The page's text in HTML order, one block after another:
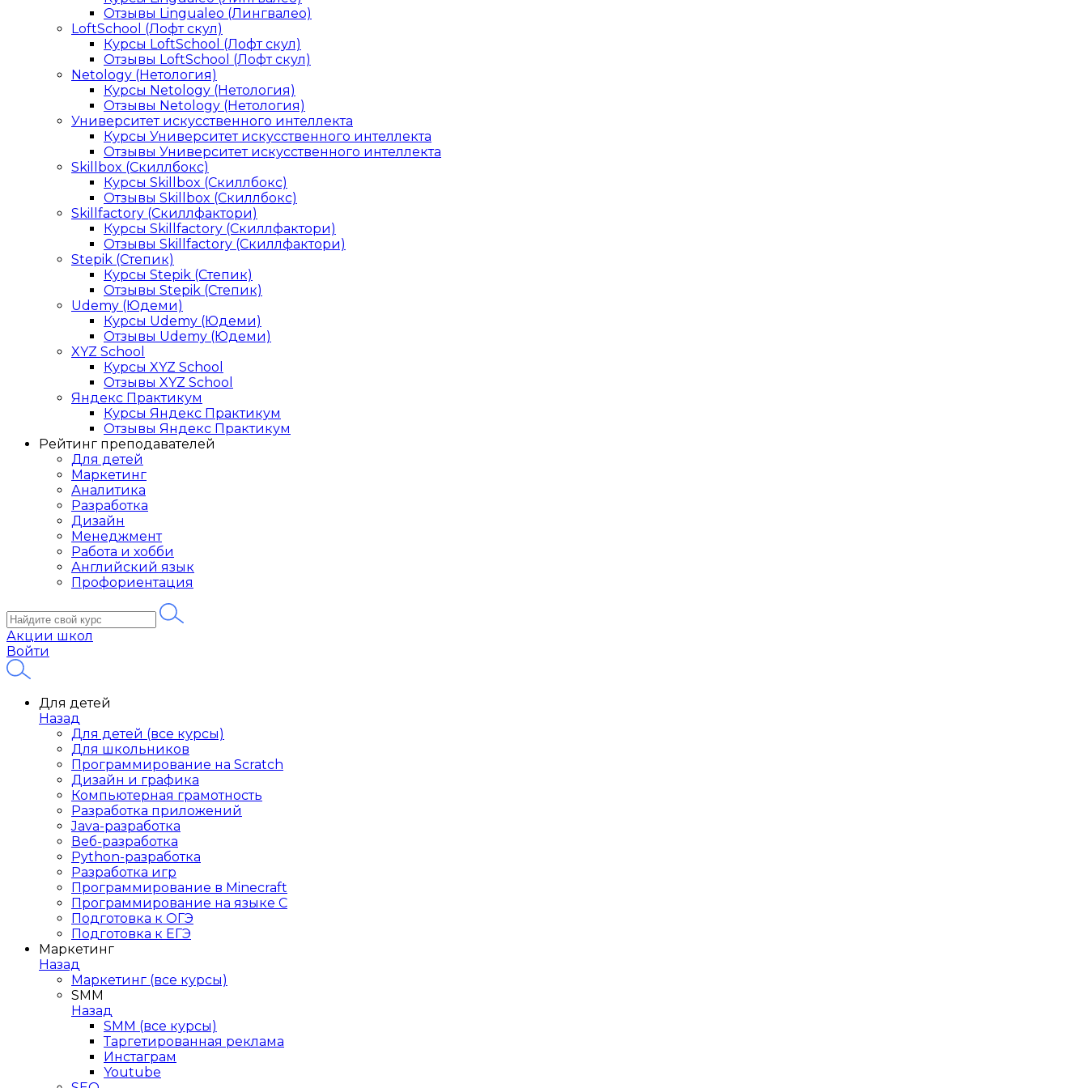
Отзывы Lingualeo (Лингвалео)
LoftSchool (Лофт скул)
Курсы LoftSchool (Лофт скул)
Отзывы LoftSchool (Лофт скул)
Netology (Нетология)
Курсы Netology (Нетология)
Отзывы Netology (Нетология)
Университет искусственного интеллекта
Курсы Университет искусственного интеллекта
Отзывы Университет искусственного интеллекта
Skillbox (Скиллбокс)
Курсы Skillbox (Скиллбокс)
Отзывы Skillbox (Скиллбокс)
Skillfactory (Скиллфактори)
Курсы Skillfactory (Скиллфактори)
Отзывы Skillfactory (Скиллфактори)
Stepik (Степик)
Курсы Stepik (Степик)
Отзывы Stepik (Степик)
Udemy (Юдеми)
Курсы Udemy (Юдеми)
Отзывы Udemy (Юдеми)
XYZ School
Курсы XYZ School
Отзывы XYZ School
Яндекс Практикум
Курсы Яндекс Практикум
Отзывы Яндекс Практикум
Рейтинг преподавателей
Для детей
Маркетинг
Аналитика
Разработка
Дизайн
Менеджмент
Работа и хобби
Английский язык
Профориентация
Акции школ
Войти
Для детей
Назад
Для детей (все курсы)
Для школьников
Программирование на Scratch
Дизайн и графика
Компьютерная грамотность
Разработка приложений
Java-разработка
Веб-разработка
Python-разработка
Разработка игр
Программирование в Minecraft
Программирование на языке C
Подготовка к ОГЭ
Подготовка к ЕГЭ
Маркетинг
Назад
Маркетинг (все курсы)
SMM
Назад
SMM (все курсы)
Таргетированная реклама
Инстаграм
Youtube